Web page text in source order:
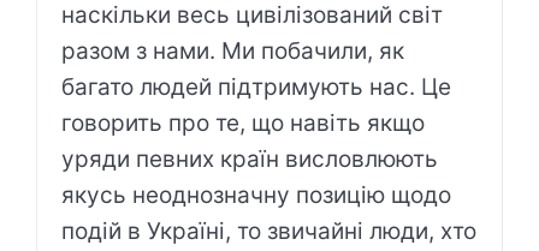
наскільки весь цивілізований світ
разом з нами. Ми побачили, як
багато людей підтримують нас. Це
говорить про те, що навіть якщо
уряди певних країн висловлюють
якусь неоднозначну позицію щодо
подій в Україні, то звичайні люди, хто